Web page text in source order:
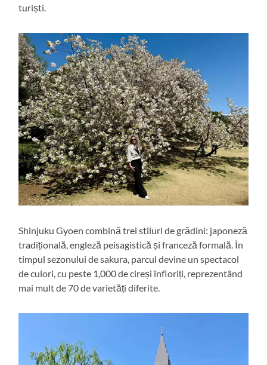
turiști.
Shinjuku Gyoen combină trei stiluri de grădini: japoneză
tradițională, engleză peisagistică și franceză formală. În
timpul sezonului de sakura, parcul devine un spectacol
de culori, cu peste 1,000 de cireși înfloriți, reprezentând
mai mult de 70 de varietăți diferite.